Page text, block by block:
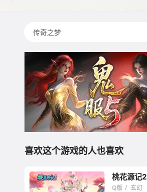
喜欢这个游戏的人也喜欢
桃花源记2
Q版
玄幻